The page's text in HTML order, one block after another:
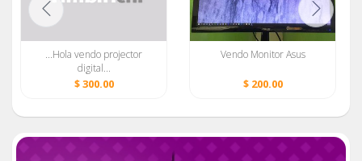
...Hola vendo projector
digital...
$ 300.00
Vendo Monitor Asus
$ 200.00